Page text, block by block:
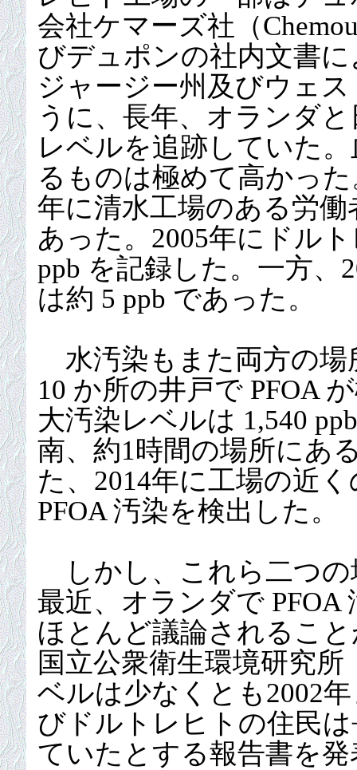
会社ケマーズ社（
びデュポンの社内文書
ジャージー州及びウェ
うに、長年、オランダ
レベルを追跡していた
るものは極めて高かっ
年に清水工場のある労働
あった。2005年にドル
ppb を記録した。一方、
は約 5 ppb であった。
水汚染もまた両方の場
10 か所の井戸で PFOA
大汚染レベルは 1,540
南、約1時間の場所にあ
た、2014年に工場の近
PFOA 汚染を検出した。
しかし、これら二つの
最近、オランダで
ほとんど議論されるこ
国立公衆衛生環境研究
ベルは少なくとも2002
びドルトレヒトの住民
ていたとする報告書を